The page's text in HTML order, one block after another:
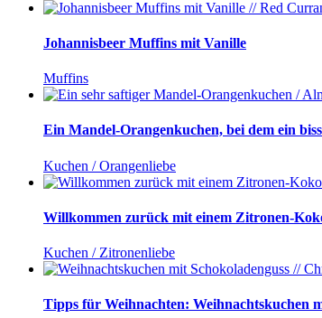
Johannisbeer Muffins mit Vanille
Muffins
Ein Mandel-Orangenkuchen, bei dem ein
Kuchen / Orangenliebe
Willkommen zurück mit einem Zitronen-
Kuchen / Zitronenliebe
Tipps für Weihnachten: Weihnachtskuchen